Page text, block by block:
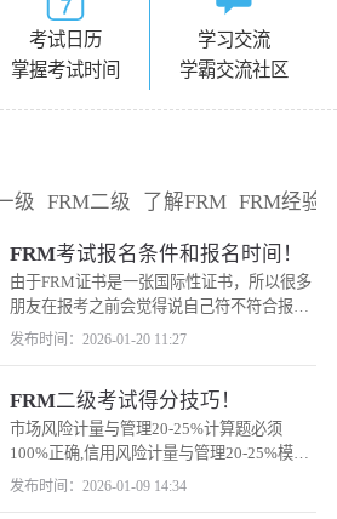
考试日历
掌握考试时间
学习交流
学霸交流社区
级 FRM二级 了解FRM FRM经验
FRM考试报名条件和报名时间！
由于FRM证书是一张国际性证书，所以很多
朋友在报考之前会觉得说自己符不符合报名
条件，那么如果你也有这个疑问，相信小编
发布时间：2026-01-20 11:27
FRM二级考试得分技巧！
市场风险计量与管理20-25%计算题必须
100%正确,信用风险计量与管理20-25%模型
理解+定性题抢分,操作风险与弹性10-15%巴
发布时间：2026-01-09 14:34